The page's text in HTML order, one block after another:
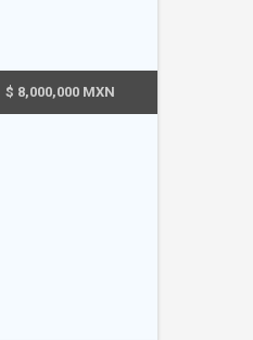
$ 8,000,000 MXN